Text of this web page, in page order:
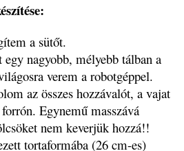
a sütőt.
egy nagyobb, mélyebb tálban a
verem a robotgéppel.
az összes hozzávalót, a vajat
Egynemű masszává
nem keverjük hozzá!!
tortaformába (26 cm-es)